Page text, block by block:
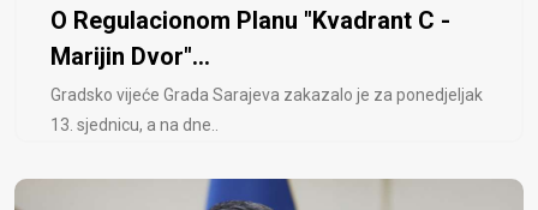
O Regulacionom Planu "Kvadrant C -
Marijin Dvor"...
Gradsko vijeće Grada Sarajeva zakazalo je za ponedjeljak
13. sjednicu, a na dne..